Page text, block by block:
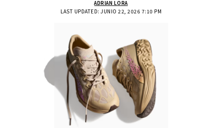
LAST UPDATED: JUNIO 22, 2026 7:10 PM
ADRIAN LORA